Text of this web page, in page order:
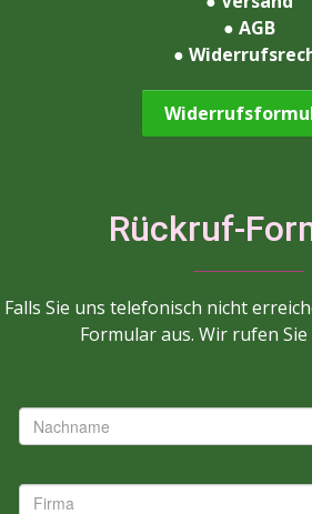
● AGB
●
Rückruf-
Falls Sie uns telefonisch nicht
Formular aus. Wir rufen